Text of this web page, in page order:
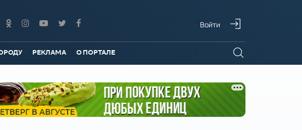
Войти
РЕКЛАМА О ПОРТАЛЕ